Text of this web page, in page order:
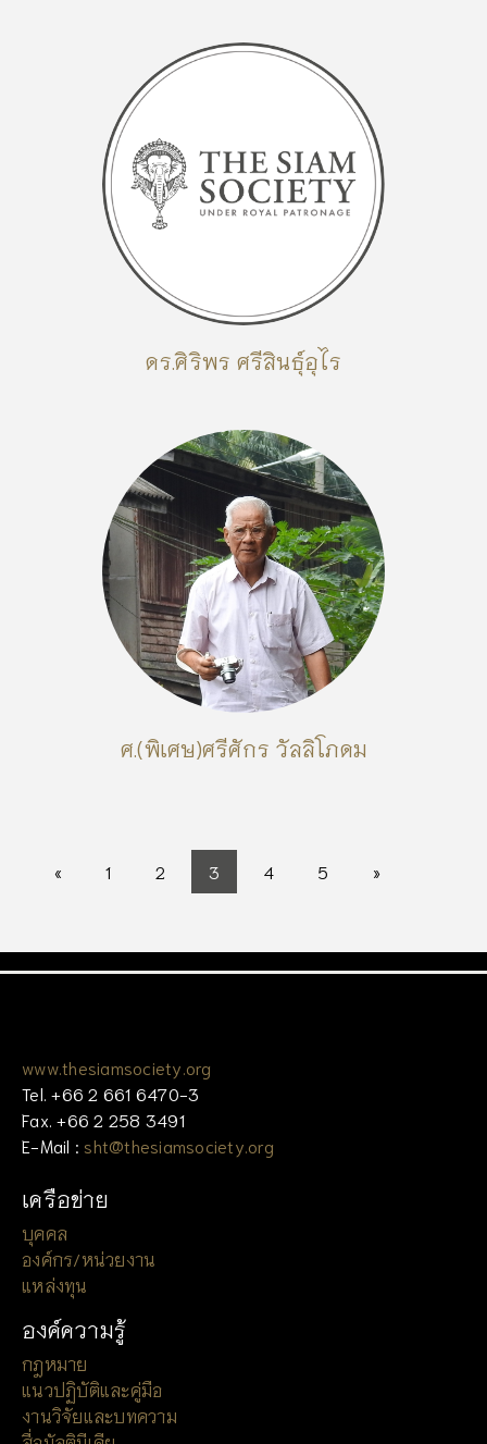
ดร.ศิริพร ศรีสินธุ์อุไร
ศ.(พิเศษ)ศรีศักร วัลลิโภดม
« 1 2 3 4 5 »
www.thesiamsociety.org
Tel. +66 2 661 6470-3
Fax. +66 2 258 3491
E-Mail : sht@thesiamsociety.org
เครือข่าย
บุคคล
องค์กร/หน่วยงาน
แหล่งทุน
องค์ความรู้
กฎหมาย
แนวปฏิบัติและคู่มือ
งานวิจัยและบทความ